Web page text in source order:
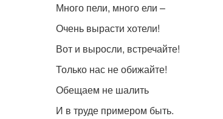
Много пели, много ели –
Очень вырасти хотели!
Вот и выросли, встречайте!
Только нас не обижайте!
Обещаем не шалить
И в труде примером быть.